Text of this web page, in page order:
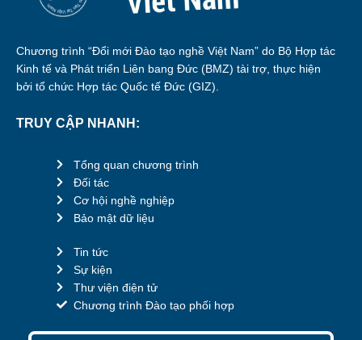
Chương trình “Đổi mới Đào tạo nghề Việt Nam” do Bộ Hợp tác
Kinh tế và Phát triển Liên bang Đức (BMZ) tài trợ, thực hiện
bởi tổ chức Hợp tác Quốc tế Đức (GIZ).
TRUY CẬP NHANH:
Tổng quan chương trình
Đối tác
Cơ hội nghề nghiệp
Bảo mật dữ liệu
Tin tức
Sự kiện
Thư viện điện tử
Chương trình Đào tạo phối hợp